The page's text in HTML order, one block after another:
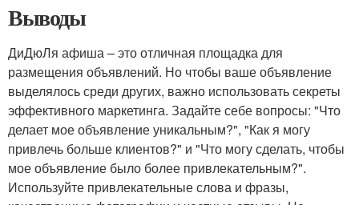
Выводы
ДиДюЛя афиша – это отличная площадка для
размещения объявлений. Но чтобы ваше объявление
выделялось среди других, важно использовать секреты
эффективного маркетинга. Задайте себе вопросы: "Что
делает мое объявление уникальным?", "Как я могу
привлечь больше клиентов?" и "Что могу сделать, чтобы
мое объявление было более привлекательным?".
Используйте привлекательные слова и фразы,